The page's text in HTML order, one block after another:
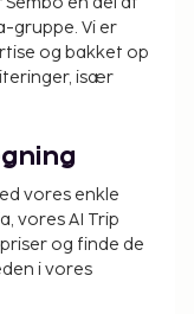
gruppe. Vi er
og bakket op
især
vores enkle
vores AI Trip
og finde de
i vores